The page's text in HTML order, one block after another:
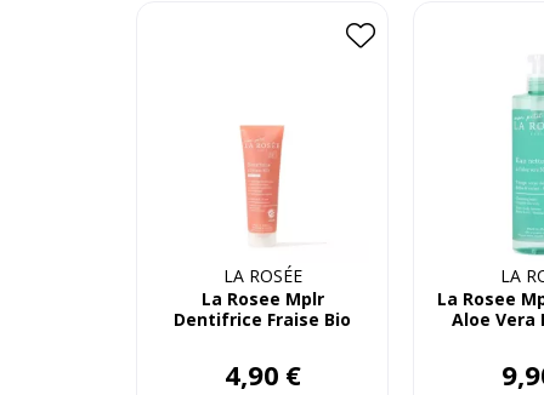
LA ROSÉE
La Rosee Mplr
Dentifrice Fraise Bio
4,90 €
LA
La Rosee
Aloe Vera
9,